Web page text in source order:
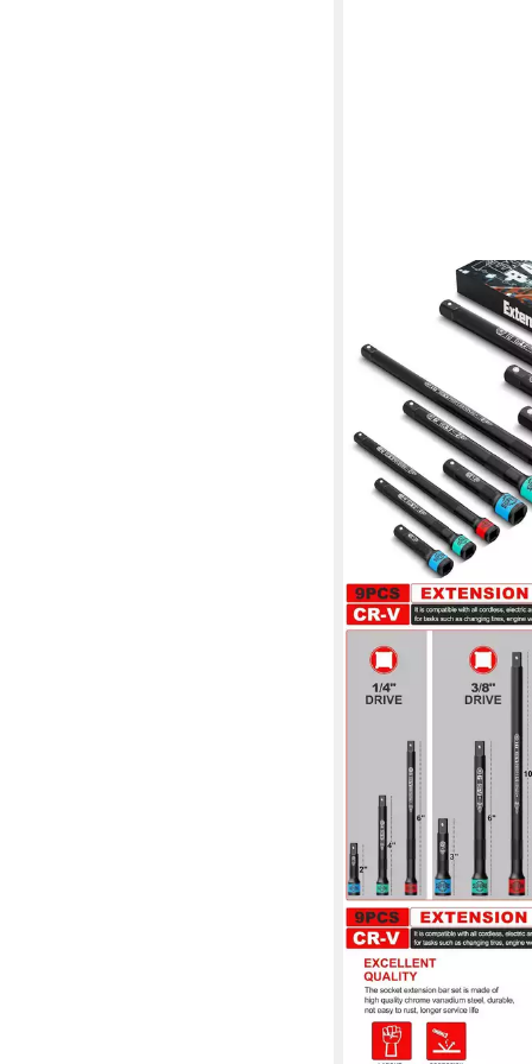
LUXUSKOLLEKTION
Steckschlüssel
Verlängerung Satz 9tlg
54,95 €
lieferbar - in 6-8